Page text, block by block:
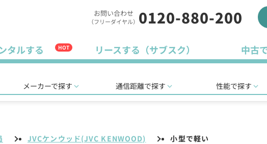
お問い合わせ
（フリーダイヤル） 0120-880-200
タルする HOT リースする（サブスク） 中古
メーカーで探す 通信距離で探す 性能で探す
JVCケンウッド(JVC KENWOOD) 小型で軽い